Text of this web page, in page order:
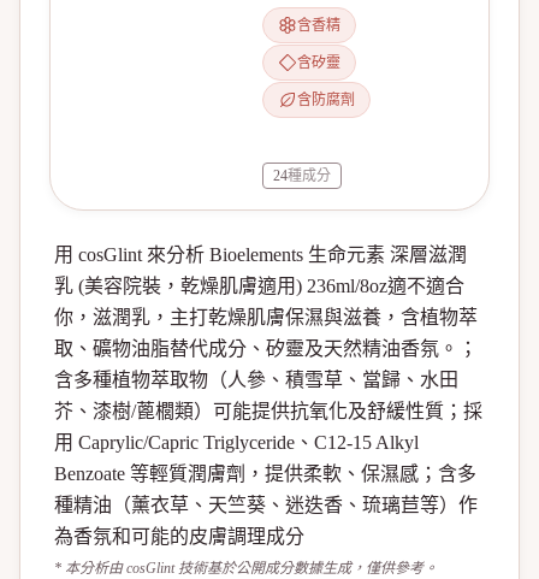
含香精
含矽靈
含防腐劑
24種成分
用 cosGlint 來分析 Bioelements 生命元素 深層滋潤
乳 (美容院裝，乾燥肌膚適用) 236ml/8oz適不適合
你，滋潤乳，主打乾燥肌膚保濕與滋養，含植物萃
取、礦物油脂替代成分、矽靈及天然精油香氛。；
含多種植物萃取物（人參、積雪草、當歸、水田
芥、漆樹/蓖櫚類）可能提供抗氧化及舒緩性質；採
用 Caprylic/Capric Triglyceride、C12-15 Alkyl
Benzoate 等輕質潤膚劑，提供柔軟、保濕感；含多
種精油（薰衣草、天竺葵、迷迭香、琉璃苣等）作
為香氛和可能的皮膚調理成分
* 本分析由 cosGlint 技術基於公開成分數據生成，僅供參考。